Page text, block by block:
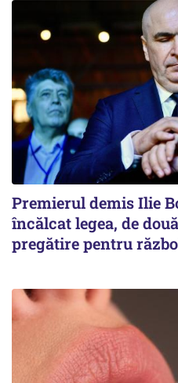
Premierul demis Ilie
încălcat legea, de
pregătire pentru